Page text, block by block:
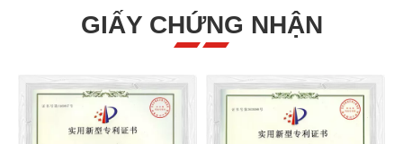
GIẤY CHỨNG NHẬN